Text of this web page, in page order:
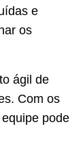
e
os
ágil de
Com os
pode